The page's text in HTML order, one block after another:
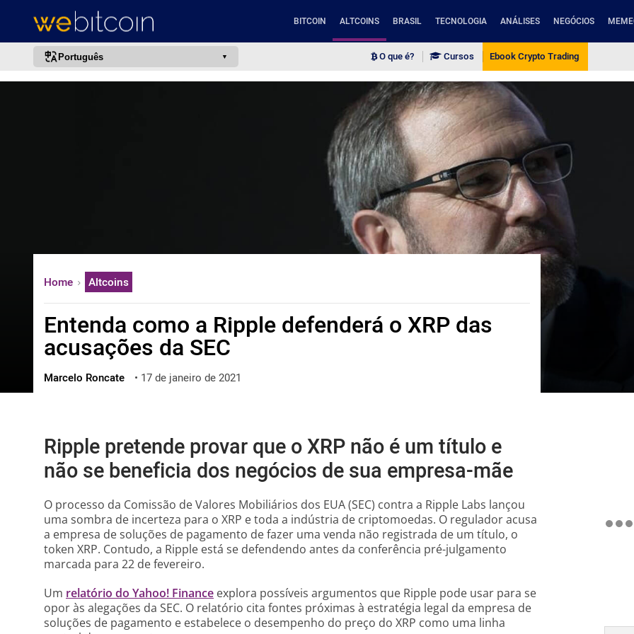
BITCOIN ALTCOINS BRASIL TECNOLOGIA ANÁLISES NEGÓCIOS
Português
한국어
العربية
ไทย
ქართული
O que é? Cursos Ebook Crypto Trading
Home Altcoins
Entenda como a Ripple defenderá o XRP das
acusações da SEC
Marcelo Roncate • 17 de janeiro de 2021
Ripple pretende provar que o XRP não é um título e
não se beneficia dos negócios de sua empresa-mãe
O processo da Comissão de Valores Mobiliários dos EUA (SEC) contra a Ripple Labs lançou
uma sombra de incerteza para o XRP e toda a indústria de criptomoedas. O regulador acusa
a empresa de soluções de pagamento de fazer uma venda não registrada de um título, o
token XRP. Contudo, a Ripple está se defendendo antes da conferência pré-julgamento
marcada para 22 de fevereiro.
Um relatório do Yahoo! Finance explora possíveis argumentos que Ripple pode usar para se
opor às alegações da SEC. O relatório cita fontes próximas à estratégia legal da empresa de
soluções de pagamento e estabelece o desempenho do preço do XRP como uma linha